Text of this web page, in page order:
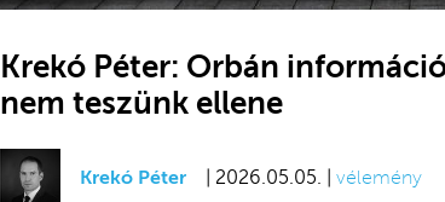
Krekó Péter: Orbán
nem teszünk ellene
Krekó Péter | 2026.05.05. | vélemény